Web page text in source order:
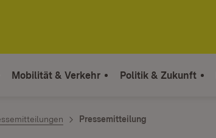
Mobilität & Verkehr Politik & Zukunft
Pressemitteilung